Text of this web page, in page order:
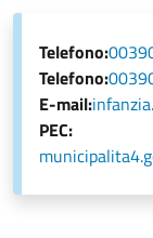
Telefono:
Telefono:
E-mail:
PEC: